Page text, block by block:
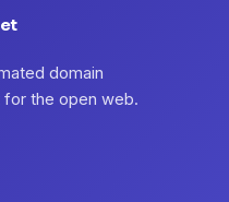
domain
the open web.